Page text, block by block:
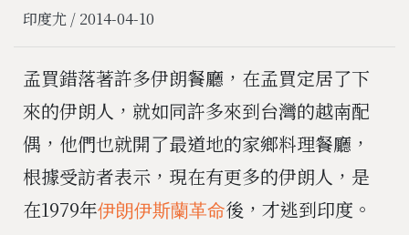
印度尤 / 2014-04-10
孟買錯落著許多伊朗餐廳，在孟買定居了下
來的伊朗人，就如同許多來到台灣的越南配
偶，他們也就開了最道地的家鄉料理餐廳，
根據受訪者表示，現在有更多的伊朗人，是
在1979年伊朗伊斯蘭革命後，才逃到印度。